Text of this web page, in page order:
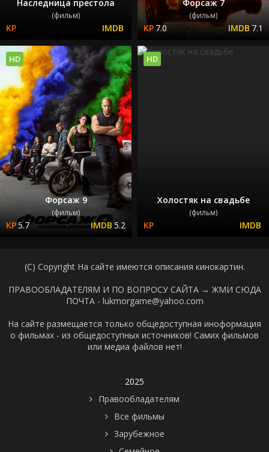
Наследница престола
(фильм)
Форсаж 7
(фильм)
7.0 7.1
Форсаж 9
(фильм)
5.7 5.2
HD
Холостяк на свадьбе
(фильм)
HD
(C) Copyright На сайте имеются описания кинокартин.
ПРАВООБЛАДАТЕЛЯМ И ПО ВОПРОСУ САЙТА → ЖМИ СЮДА
ПОЧТА - lukmorgame@yahoo.com
На сайте размещается только общедоступная иноформация
о фильмах - из общедоступных источников! Самих фильмов
или медиа файлов нет!
2025
Правообладателям
Все фильмы
Зарубежное